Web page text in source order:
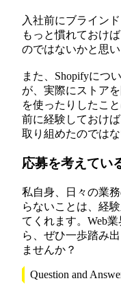
入社前にブライン
もっと慣れておけ
のではないかと思い
また、Shopifyにつ
が、実際にストア
を使ったりしたこ
前に経験しておけ
取り組めたのではな
応募を考えてい
私自身、日々の業
らないことは、経
てくれます。Web
ら、ぜひ一歩踏み
ませんか？
Question and